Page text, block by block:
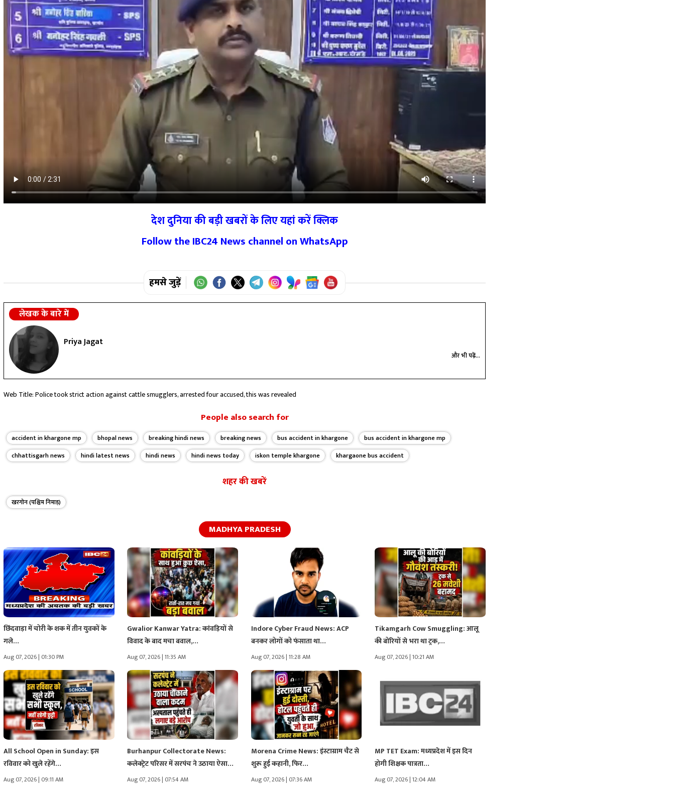
देश दुनिया की बड़ी खबरों के लिए यहां करें क्लिक
Follow the IBC24 News channel on WhatsApp
हमसे जुड़ें
लेखक के बारे में
Priya Jagat
और भी पढ़ें...
Web Title: Police took strict action against cattle smugglers, arrested four accused, this was revealed
People also search for
accident in khargone mp bhopal news breaking hindi news breaking news bus accident in khargone
bus accident in khargone mp
chhattisgarh news
hindi latest news hindi news hindi news today iskon temple khargone khargaone bus accident
शहर की खबरें
खरगोन (पश्चिम निमाड़)
MADHYA PRADESH
छिंदवाड़ा में चोरी के शक में तीन युवकों के
गले…
Aug 07, 2026 | 01:30 PM
Gwalior Kanwar Yatra: कांवड़ियों से
विवाद के बाद मचा बवाल,…
Aug 07, 2026 | 11:35 AM
Indore Cyber Fraud News: ACP
बनकर लोगों को फंसाता था…
Aug 07, 2026 | 11:28 AM
Tikamgarh Cow Smuggling: आलू
की बोरियों से भरा था ट्रक,…
Aug 07, 2026 | 10:21 AM
All School Open in Sunday: इस
रविवार को खुले रहेंगे…
Aug 07, 2026 | 09:11 AM
Burhanpur Collectorate News:
कलेक्ट्रेट परिसर में सरपंच ने उठाया ऐसा…
Aug 07, 2026 | 07:54 AM
Morena Crime News: इंस्टाग्राम चैट से
शुरू हुई कहानी, फिर…
Aug 07, 2026 | 07:36 AM
MP TET Exam: मध्यप्रदेश में इस दिन
होगी शिक्षक पात्रता…
Aug 07, 2026 | 12:04 AM